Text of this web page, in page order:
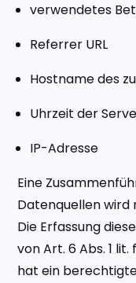
verwendetes
Referrer URL
Hostname des
Uhrzeit der
IP-Adresse
Eine
Datenquellen
Die Erfassung
von Art. 6 Abs. 1
hat ein